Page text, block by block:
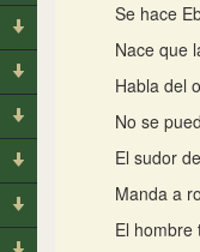
Se hace
Nace que
Habla del
No se
El sudor
Manda a
El hombre